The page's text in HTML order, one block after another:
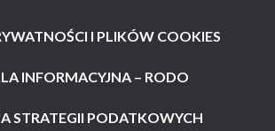
I PLIKÓW COOKIES
INFORMACYJNA – RODO
STRATEGII PODATKOWYCH